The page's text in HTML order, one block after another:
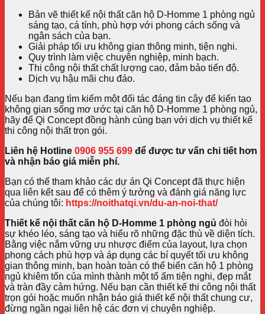
Bản vẽ thiết kế nội thất căn hộ D-Homme 1 phòng ngủ
sáng tạo, cá tính, phù hợp với phong cách sống và
ngân sách của bạn.
Giải pháp tối ưu không gian thông minh, tiện nghi.
Quy trình làm việc chuyên nghiệp, minh bạch.
Thi công nội thất chất lượng cao, đảm bảo tiến độ.
Dịch vụ hậu mãi chu đáo.
Nếu bạn đang tìm kiếm một đối tác đáng tin cậy để kiến tạo
không gian sống mơ ước tại căn hộ D-Homme 1 phòng ngủ,
hãy để Qi Concept đồng hành cùng bạn với dịch vụ thiết kế
thi công nội thất trọn gói.
Liên hệ Hotline 0906 955 699 để được tư vấn chi tiết hơn
và nhận báo giá miễn phí.
Bạn có thể tham khảo các dự án Qi Concept đã thực hiện
qua liên kết sau để có thêm ý tưởng và đánh giá năng lực
của chúng tôi: https://noithatqi.vn/du-an-noi-that/
Thiết kế nội thất căn hộ D-Homme 1 phòng ngủ đòi hỏi
sự khéo léo, sáng tạo và hiểu rõ những đặc thù về diện tích.
Bằng việc nắm vững ưu nhược điểm của layout, lựa chọn
phong cách phù hợp và áp dụng các bí quyết tối ưu không
gian thông minh, bạn hoàn toàn có thể biến căn hộ 1 phòng
ngủ khiêm tốn của mình thành một tổ ấm tiện nghi, đẹp mắt
và tràn đầy cảm hứng. Nếu bạn cần thiết kế thi công nội thất
trọn gói hoặc muốn nhận báo giá thiết kế nội thất chung cư,
đừng ngần ngại liên hệ các đơn vị chuyên nghiệp.